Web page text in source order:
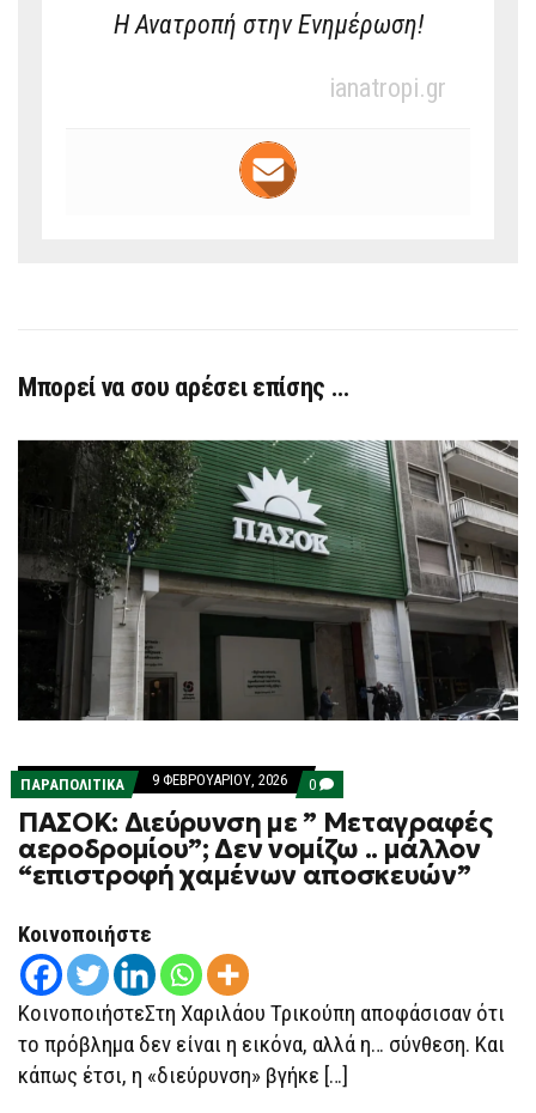
Η Ανατροπή στην Ενημέρωση!
ianatropi.gr
Μπορεί να σου αρέσει επίσης …
ΠΑΡΑΠΟΛΙΤΙΚΑ 9 ΦΕΒΡΟΥΑΡΊΟΥ, 2026 0 COMMENTS
ON
ΠΑΣΟΚ:
ΔΙΕΎΡΥΝΣΗ
ΜΕ
”
ΧΑΜΈΝΩΝ
ΑΠΟΣΚΕΥΏΝ”
ΠΑΣΟΚ: Διεύρυνση με ” Μεταγραφές
αεροδρομίου”; Δεν νομίζω .. μάλλον
“επιστροφή χαμένων αποσκευών”
Κοινοποιήστε
ΚοινοποιήστεΣτη Χαριλάου Τρικούπη αποφάσισαν ότι
το πρόβλημα δεν είναι η εικόνα, αλλά η… σύνθεση. Και
κάπως έτσι, η «διεύρυνση» βγήκε […]